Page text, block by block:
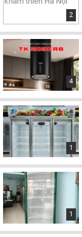
2
4
1
1